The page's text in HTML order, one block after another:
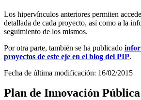
Los hipervínculos anteriores permiten
detallada de cada proyecto, así como a la
seguimiento de los mismos.
Por otra parte, también se ha publicado
proyectos de este eje en el blog del PIP.
Fecha de última modificación: 16/02/2015
Plan de Innovación Pública